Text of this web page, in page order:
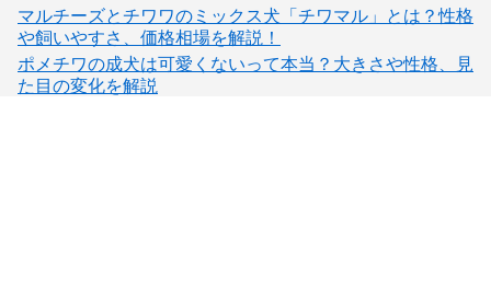
マルチーズとチワワのミックス犬「チワマル」とは？性格
や飼いやすさ、価格相場を解説！
ポメチワの成犬は可愛くないって本当？大きさや性格、見
た目の変化を解説